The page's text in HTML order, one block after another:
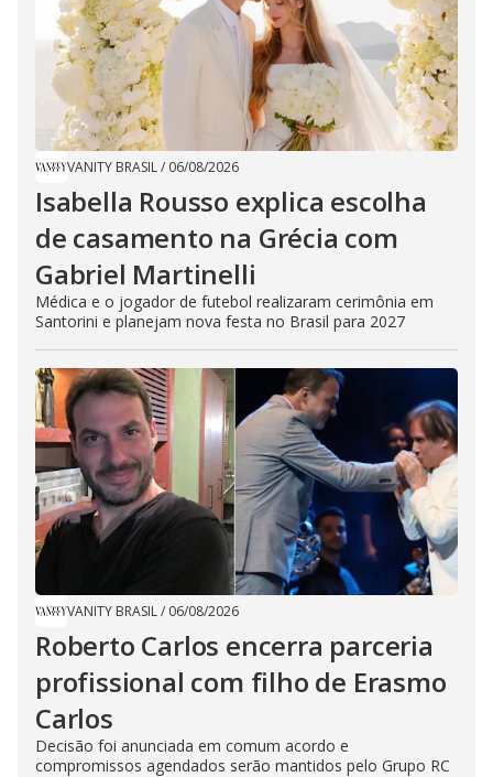
VANITY BRASIL/ 06/08/2026
Isabella Rousso explica escolha
de casamento na Grécia com
Gabriel Martinelli
Médica e o jogador de futebol realizaram cerimônia em
Santorini e planejam nova festa no Brasil para 2027
VANITY BRASIL/ 06/08/2026
Roberto Carlos encerra parceria
profissional com filho de Erasmo
Carlos
Decisão foi anunciada em comum acordo e
compromissos agendados serão mantidos pelo Grupo RC